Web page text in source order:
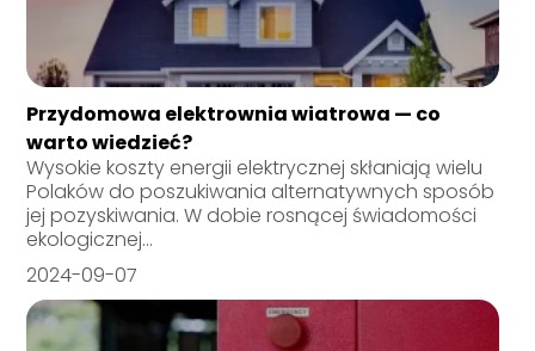
Przydomowa elektrownia wiatrowa — co
warto wiedzieć?
Wysokie koszty energii elektrycznej skłaniają wielu
Polaków do poszukiwania alternatywnych sposób
jej pozyskiwania. W dobie rosnącej świadomości
ekologicznej...
2024-09-07